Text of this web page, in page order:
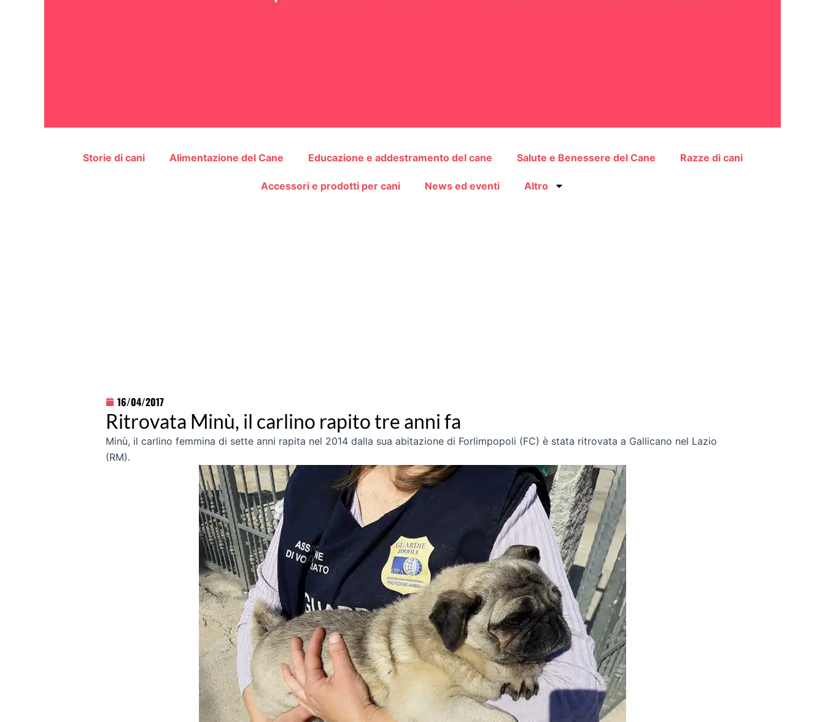
Storie di cani Alimentazione del Cane Educazione e addestramento del cane Salute e Benessere del Cane Razze di cani
Accessori e prodotti per cani News ed eventi Altro
16/04/2017
Ritrovata Minù, il carlino rapito tre anni fa
Minù, il carlino femmina di sette anni rapita nel 2014 dalla sua abitazione di Forlimpopoli (FC) è stata ritrovata a Gallicano nel Lazio
(RM).